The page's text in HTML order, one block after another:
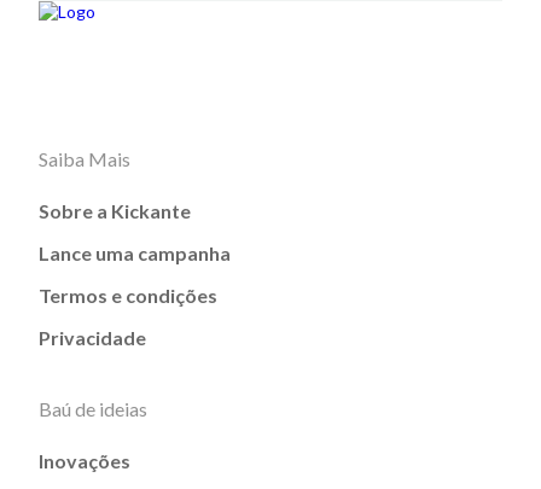
Saiba Mais
Sobre a Kickante
Lance uma campanha
Termos e condições
Privacidade
Baú de ideias
Inovações